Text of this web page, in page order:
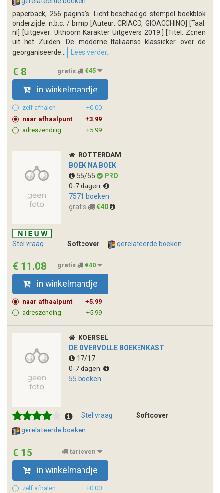
paperback, 256 pagina's. Licht beschadigd stempel boekblok
onderzijde. n.b.c. / brmp [Auteur: CRIACO, GIOACCHINO] [Taal:
nl] [Uitgever: Uithoorn Karakter Uitgevers 2019.] [Titel: Zonen
uit het Zuiden. De moderne Italiaanse klassieker over de
georganiseerde...
Lees verder...
€ 8 gratis €45
in winkelmandje
zelf afhalen
+0.00
naar afhaalpunt
+3.99
adreszending
+5.99
ROTTERDAM
BOEK NA BOEK
55/55
PRO
0-7 dagen
7571 boeken
gratis
€40
Stel vraag Softcover gerelateerde boeken
€ 11.08 gratis €40
in winkelmandje
naar afhaalpunt
+5.99
adreszending
+5.99
KOERSEL
DE OVERVOLLE BOEKENKAST
17/17
0-7 dagen
55 boeken
Stel vraag
Softcover
gerelateerde boeken
€ 15 tarieven
in winkelmandje
zelf afhalen
+0.00